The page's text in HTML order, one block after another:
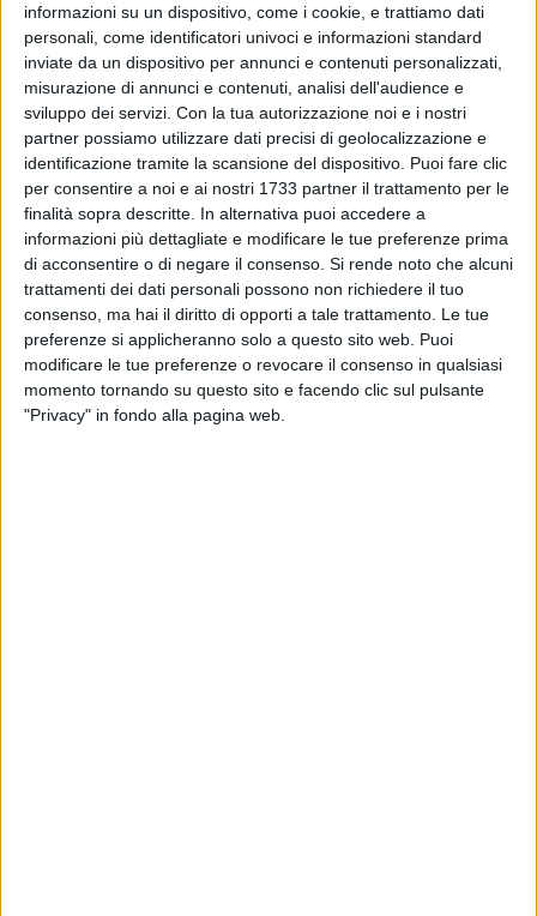
informazioni su un dispositivo, come i cookie, e trattiamo dati
personali, come identificatori univoci e informazioni standard
inviate da un dispositivo per annunci e contenuti personalizzati,
misurazione di annunci e contenuti, analisi dell'audience e
sviluppo dei servizi. Con la tua autorizzazione noi e i nostri
partner possiamo utilizzare dati precisi di geolocalizzazione e
identificazione tramite la scansione del dispositivo. Puoi fare clic
per consentire a noi e ai nostri 1733 partner il trattamento per le
finalità sopra descritte. In alternativa puoi accedere a
informazioni più dettagliate e modificare le tue preferenze prima
di acconsentire o di negare il consenso. Si rende noto che alcuni
trattamenti dei dati personali possono non richiedere il tuo
consenso, ma hai il diritto di opporti a tale trattamento. Le tue
preferenze si applicheranno solo a questo sito web. Puoi
modificare le tue preferenze o revocare il consenso in qualsiasi
momento tornando su questo sito e facendo clic sul pulsante
"Privacy" in fondo alla pagina web.
più emiliano–romagnolo! Mi diceva, giorni addietro, un
Amministratore della Lega Nord (noto terrorista: uno, per
intenderci, che pretende il codice fiscale per i ROM)
impegnato a favorire l'insediamento di una delle previste
centrali nucleari nel proprio territorio (la Valcamonica, ove
evidentemente permane nel DNA dei villici l'istinto al
suicidio) che la "vexata quaestio" nucleare – sì nucleare – no
sarebbe di facile soluzione: basterebbe coinvolgere
nell'affare e negli appalti le Coop rosse.
Lui, sindaco per trent'anni, ricorda la Sinistra (giustamente
"di lotta e di governo") battersi per i piccoli negozianti contro
i "Padroni" della Grande Distribuzione, non a caso
"amerikana" secondo i locali Collettivi Ho Chi Min: appena
diede, io dico furbescamente, la licenza ad una Coop
emiliana, il Consiglio Comunale varò, nel giro di